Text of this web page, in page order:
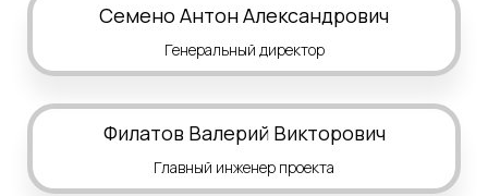
Семено Антон Александрович
Генеральный директор
Филатов Валерий Викторович
Главный инженер проекта